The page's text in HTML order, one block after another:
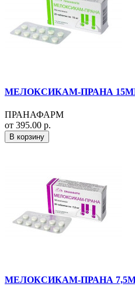
МЕЛОКСИКАМ-ПРАНА
ПРАНАФАРМ
от 395.00 р.
В корзину
МЕЛОКСИКАМ-ПРАНА